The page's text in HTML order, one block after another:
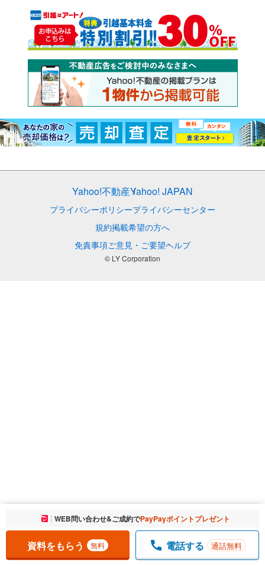
お気に入りに追加しました。 一覧を開く
WEB問い合わせ&ご成約でPayPayポイントプレゼント
資料をもらう 無料 電話する 通話無料
Yahoo!不動産Yahoo! JAPAN
プライバシーポリシープライバシーセンター
規約掲載希望の方へ
免責事項ご意見・ご要望ヘルプ
© LY Corporation